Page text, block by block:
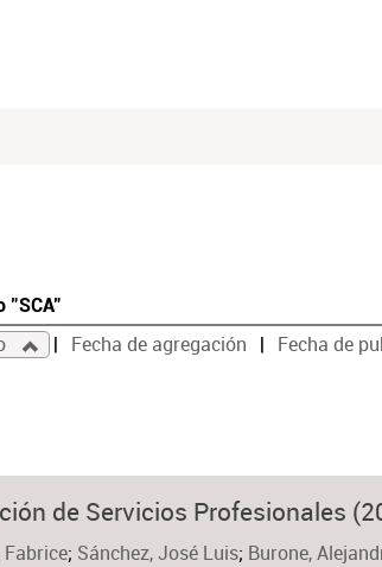
"SCA"
Fecha de agregación Fecha de
de Servicios Profesionales
; Sánchez, José Luis; Burone,